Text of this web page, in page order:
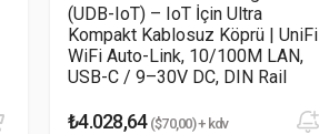
(UDB-IoT) – IoT İçin Ultra
Kompakt Kablosuz Köprü | UniFi
WiFi Auto-Link, 10/100M LAN,
USB-C / 9–30V DC, DIN Rail
₺4.028,64($70,00) + kdv